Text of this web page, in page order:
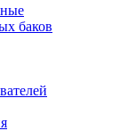
баков